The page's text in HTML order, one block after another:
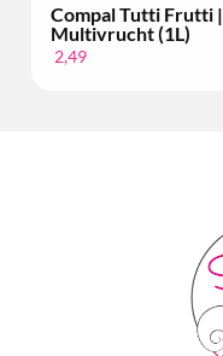
Compal Tutti Frutti |
Multivrucht (1L)
2,49